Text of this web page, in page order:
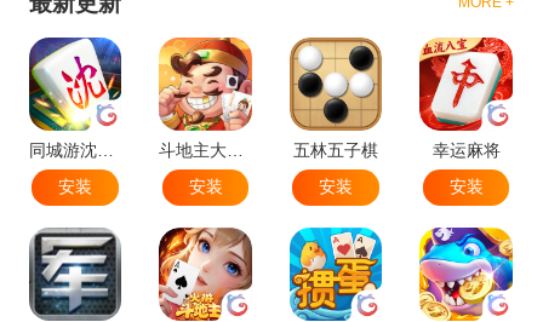
同城游沈阳麻将
安装
安装
五林五子棋
安装
幸运麻将
安装